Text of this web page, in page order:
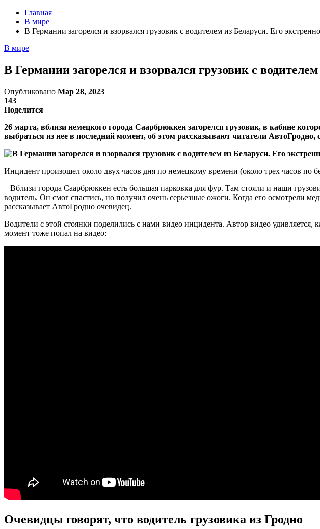
Главная
В мире
В Германии загорелся и взорвался грузовик с водителем из Беларуси. Его
В мире
В Германии загорелся и взорвался грузовик с
Опубликовано Мар 28, 2023
143
Поделится
26 марта, вблизи немецкого города Саарбрюккен загорелся грузовик, в кабине
выбраться из нее в последний момент, об этом рассказывают читатели
Инцидент произошел около двух часов дня по немецкому времени (около трех часов по
– Вблизи города Саарбрюккен есть большая парковка для фур. Там стояли и наши
водитель. Он смог спастись, но получил очень серьезные ожоги. Когда его осмотрели
рассказывает АвтоГродно очевидец.
Водители с этой стоянки поделились с нами видео инцидента. Автор видео удивляется,
момент тоже попал на видео:
Очевидцы говорят, что водитель грузовика из Гродно